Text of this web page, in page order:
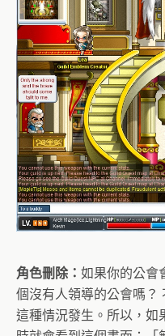
角色刪除： 如果你的公會
個沒有人領導的公會嗎？
這種情況發生。所以，如